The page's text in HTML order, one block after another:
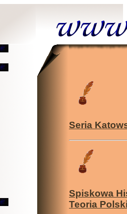
Seria
Spiskowa
Teoria